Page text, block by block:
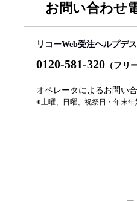
お問い合わせ
リコーWeb受注ヘルプデ
0120-581-320 （フリ
オペレータによるお問い
※土曜、日曜、祝祭日・年末年